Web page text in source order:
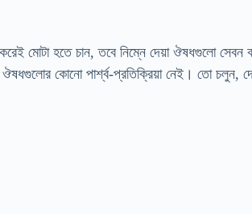
মোটা হতে চান, তবে নিম্নে দেয়া ঔষধগুলো
কোনো পার্শ্ব-প্রতিক্রিয়া নেই। তো চলুন,